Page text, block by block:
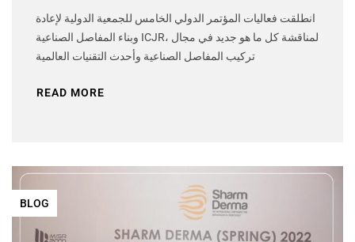
انطلقت فعاليات المؤتمر الدولي الخامس للجمعية الدولية لإعادة
وبناء المفاصل الصناعية ICJR، لمناقشة كل ما هو جديد في مجال
تركيب المفاصل الصناعية وأحدث التقنيات العالمية
READ MORE
BLOG